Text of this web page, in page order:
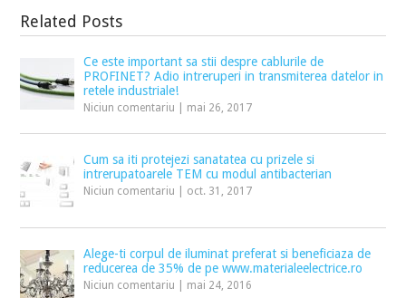
Related Posts
Ce este important sa stii despre cablurile de
PROFINET? Adio intreruperi in transmiterea datelor in
retele industriale!
Niciun comentariu mai 26, 2017
Cum sa iti protejezi sanatatea cu prizele si
intrerupatoarele TEM cu modul antibacterian
Niciun comentariu oct. 31, 2017
Alege-ti corpul de iluminat preferat si beneficiaza de
reducerea de 35% de pe www.materialeelectrice.ro
Niciun comentariu mai 24, 2016